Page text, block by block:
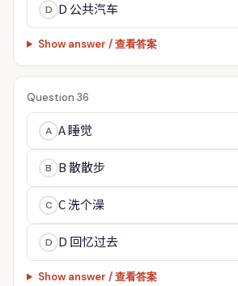
D D 公共汽车
Show answer / 查看答案
Question 36
A A 睡觉
B B 散散步
C C 洗个澡
D D 回忆过去
Show answer / 查看答案